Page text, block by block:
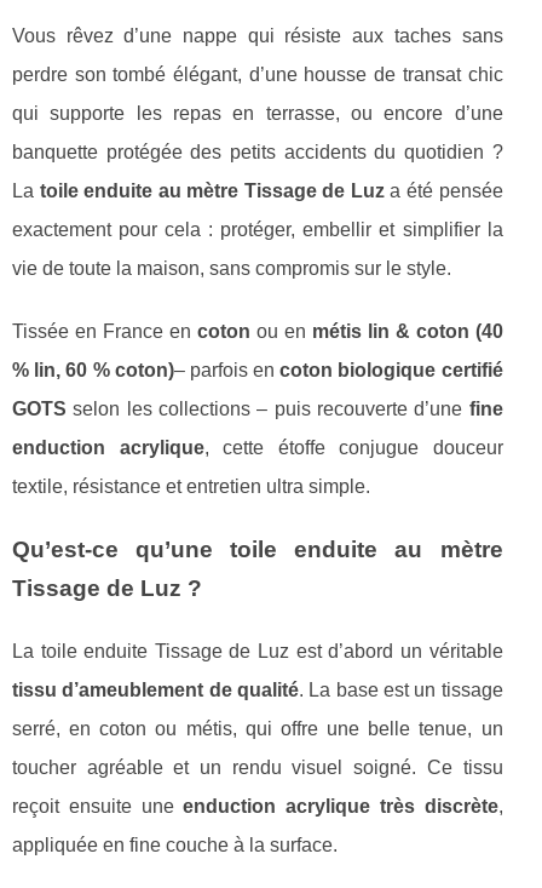
Vous rêvez d’une nappe qui résiste aux taches sans
perdre son tombé élégant, d’une housse de transat chic
qui supporte les repas en terrasse, ou encore d’une
banquette protégée des petits accidents du quotidien ?
La toile enduite au mètre Tissage de Luza été pensée
exactement pour cela : protéger, embellir et simplifier la
vie de toute la maison, sans compromis sur le style.
Tissée en France en coton ou en métis lin & coton (40
% lin, 60 % coton)– parfois encoton biologique certifié
GOTS selon les collections – puis recouverte d’une fine
enduction acrylique, cette étoffe conjugue douceur
textile, résistance et entretien ultra simple.
Qu’est-ce qu’une toile enduite au mètre
Tissage de Luz ?
La toile enduite Tissage de Luz est d’abord un véritable
tissu d’ameublement de qualité. La base est un tissage
serré, en coton ou métis, qui offre une belle tenue, un
toucher agréable et un rendu visuel soigné. Ce tissu
reçoit ensuite uneenduction acrylique très discrète,
appliquée en fine couche à la surface.